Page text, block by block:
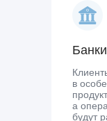
Банки
в
а
будут